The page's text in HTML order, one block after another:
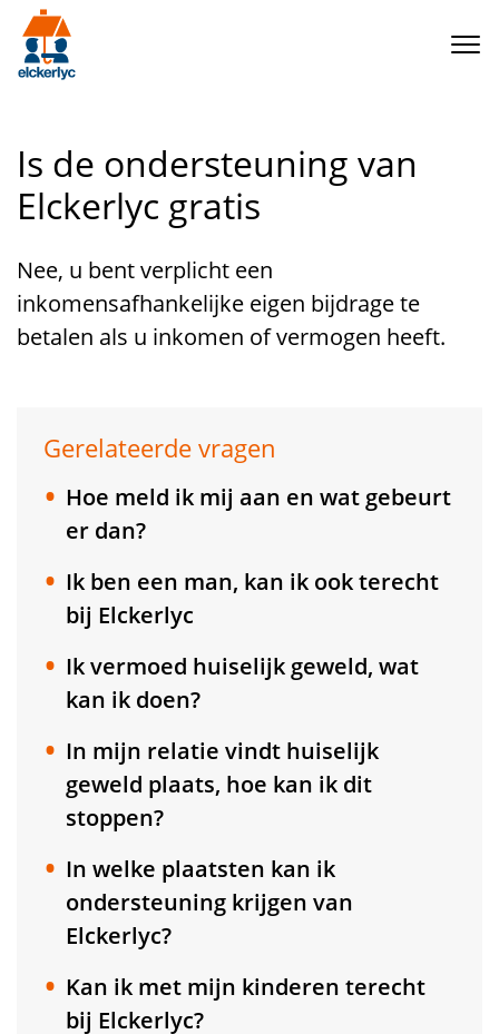
Navigation
Is de ondersteuning van
Elckerlyc gratis
Nee, u bent verplicht een
inkomensafhankelijke eigen bijdrage te
betalen als u inkomen of vermogen heeft.
Gerelateerde vragen
Hoe meld ik mij aan en wat gebeurt
er dan?
Ik ben een man, kan ik ook terecht
bij Elckerlyc
Ik vermoed huiselijk geweld, wat
kan ik doen?
In mijn relatie vindt huiselijk
geweld plaats, hoe kan ik dit
stoppen?
In welke plaatsten kan ik
ondersteuning krijgen van
Elckerlyc?
Kan ik met mijn kinderen terecht
bij Elckerlyc?